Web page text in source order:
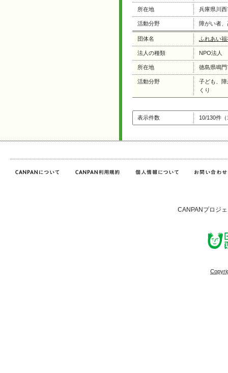
所在地 兵庫県川西
活動分野 障がい者
団体名 ふれあい
法人の種類 NPO法人
所在地 徳島県鳴門
活動分野
子ども、
くり
表示件数 10/130件
CANPANプロジ